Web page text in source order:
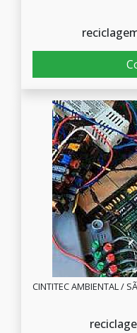
CINTITEC AMBIENTAL /